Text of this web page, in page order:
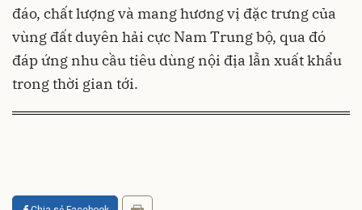
đáo, chất lượng và mang hương vị đặc trưng của
vùng đất duyên hải cực Nam Trung bộ, qua đó
đáp ứng nhu cầu tiêu dùng nội địa lẫn xuất khẩu
trong thời gian tới.